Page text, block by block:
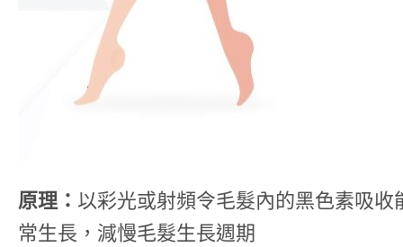
原理： 以彩光或射頻令毛髮內的黑色素吸收
常生長，減慢毛髮生長週期